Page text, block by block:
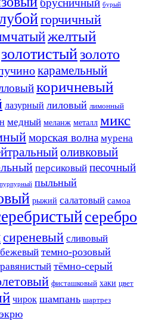
бурый
горчичный
желтый
золотистыйзолото
карамельный
коричневый
лазурный лиловый лимонный
медный меланж металл микс
морская волна мурена
оливковый
персиковый песочный
пурпурный пыльный
рыжий салатовый самоа
серебро
сиреневый сливовый
темно-розовый
тёмно-серый
фисташковый хаки цвет
чирок шампань шартрез
экрю